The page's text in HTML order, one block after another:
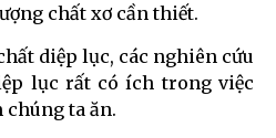
chất xơ cần thiết.
diệp lục, các nghiên cứu
lục rất có ích trong việc
ta ăn.